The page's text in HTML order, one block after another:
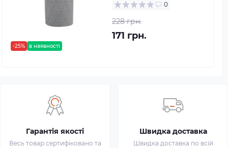
-25% в наявності
0
228 грн.
171 грн.
Гарантія якості
Весь товар сертифіковано та
Швидка доставка
Швидка доставка по всій